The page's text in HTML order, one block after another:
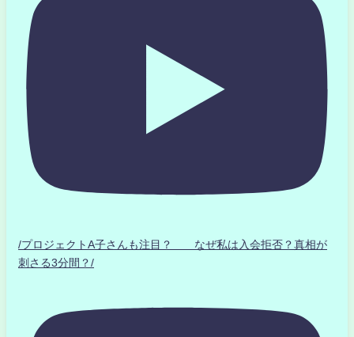
/プロジェクトA子さんも注目？ なぜ私は入会拒否？真相が
刺さる3分間？/